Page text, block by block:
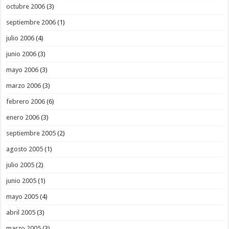
octubre 2006 (3)
septiembre 2006 (1)
julio 2006 (4)
junio 2006 (3)
mayo 2006 (3)
marzo 2006 (3)
febrero 2006 (6)
enero 2006 (3)
septiembre 2005 (2)
agosto 2005 (1)
julio 2005 (2)
junio 2005 (1)
mayo 2005 (4)
abril 2005 (3)